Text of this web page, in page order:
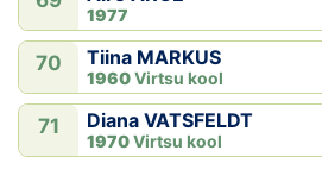
1977
70 Tiina MARKUS
1960Virtsu kool
71 Diana VATSFELDT
1970Virtsu kool